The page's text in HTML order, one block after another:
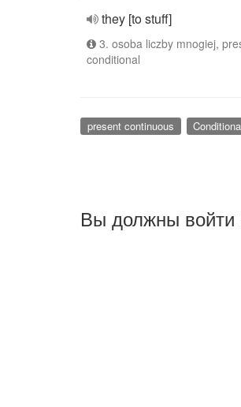
they [to stuff]
3. osoba liczby mnogiej,
conditional
present continuous
Вы должны войти